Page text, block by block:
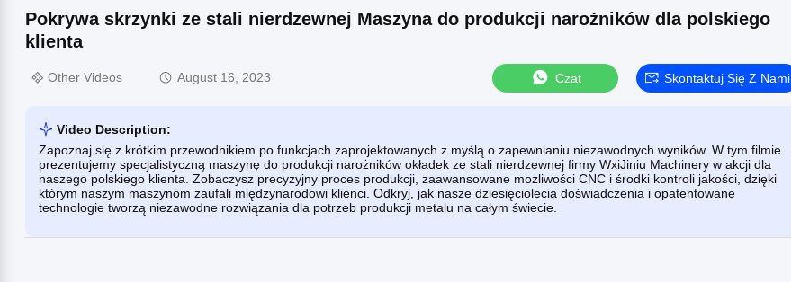
Pokrywa skrzynki ze stali nierdzewnej Maszyna do produkcji narożników dla polskiego
klienta
Other Videos August 16, 2023 Czat Skontaktuj Się Z Nami
Video Description:
Zapoznaj się z krótkim przewodnikiem po funkcjach zaprojektowanych z myślą o zapewnianiu niezawodnych wyników. W tym filmie
prezentujemy specjalistyczną maszynę do produkcji narożników okładek ze stali nierdzewnej firmy WxiJiniu Machinery w akcji dla
naszego polskiego klienta. Zobaczysz precyzyjny proces produkcji, zaawansowane możliwości CNC i środki kontroli jakości, dzięki
którym naszym maszynom zaufali międzynarodowi klienci. Odkryj, jak nasze dziesięciolecia doświadczenia i opatentowane
technologie tworzą niezawodne rozwiązania dla potrzeb produkcji metalu na całym świecie.